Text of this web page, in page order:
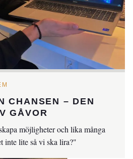
CHANSEN – DEN
GÅVOR
möjligheter och lika många
inte lite så vi ska lira?"